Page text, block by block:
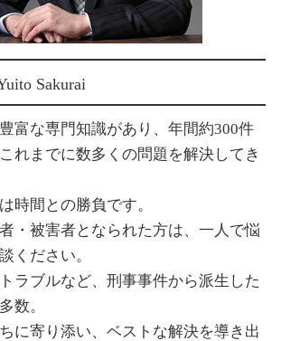
害
Sakurai
富な専門知識があり、年間約300件
れまでに数多くの問題を解決してき
時間との勝負です。
・被害者となられた方は、一人で悩
ください。
ラブルなど、刑事事件から派生した
数。
に寄り添い、ベストな解決を導き出